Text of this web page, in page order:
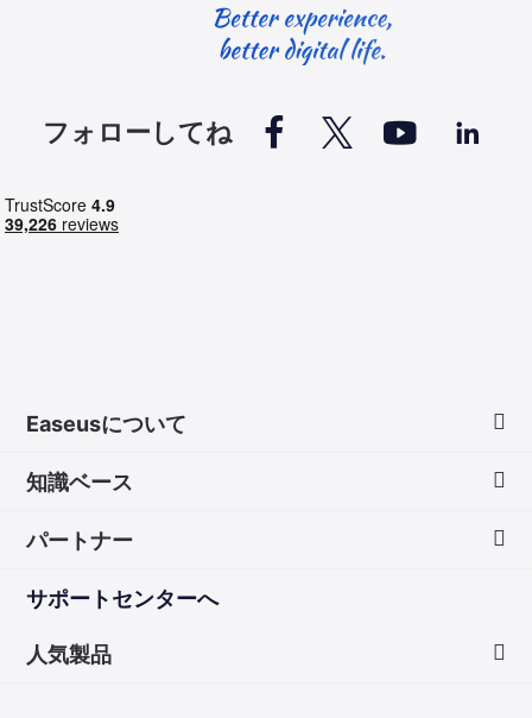
フォローしてね    
Easeusについて
ダウンロードセンター
お問い合わせ
知識ベース
無料録音ソフト
Mac アプリ ストア
パートナー
サポートセンターへ
人気製品